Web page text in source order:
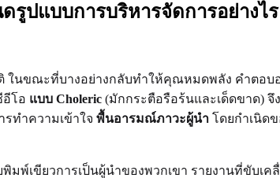
ปแบบการบริหารจัดการอย่างไร
ในขณะที่บางอย่างกลับทำให้คุณหมดพลัง คำต
อีโอ แบบ Choleric (มักกระตือรือร้นและเด็ดขาด)
ทำความเข้าใจ พื้นอารมณ์ภาวะผู้นำ โดยกำเนิด
พิมพ์เขียวการเป็นผู้นำของพวกเขา รายงานที่ขับเ